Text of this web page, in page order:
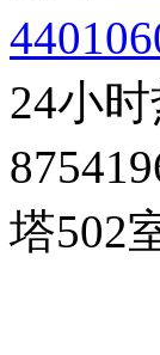
24小
塔502